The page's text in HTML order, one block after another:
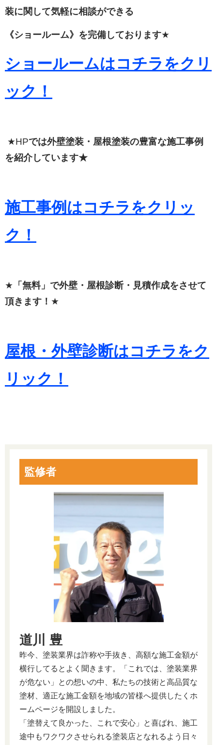
装に関して気軽に相談ができる
《ショールーム》を完備しております★
ショールームはコチラをクリ
ック！
★HPでは外壁塗装・屋根塗装の豊富な施工事例
を紹介しています★
施工事例はコチラをクリッ
ク！
★ 「無料」で外壁・屋根診断・見積作成をさせて
頂きます！ ★
屋根・外壁診断はコチラをク
リック！
監修者
道川 豊
昨今、塗装業界は詐称や手抜き、高額な施工金額が
横行してるとよく聞きます。「これでは、塗装業界
が危ない」との想いの中、私たちの技術と高品質な
塗材、適正な施工金額を地域の皆様へ提供したくホ
ームページを開設しました。
「塗替えて良かった、これで安心」と喜ばれ、施工
途中もワクワクさせられる塗装店となれるよう日々